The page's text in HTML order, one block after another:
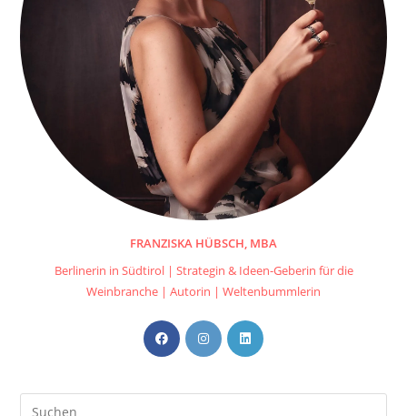
FRANZISKA HÜBSCH, MBA
Berlinerin in Südtirol | Strategin & Ideen-Geberin für die
Weinbranche | Autorin | Weltenbummlerin
Opens
in
new
Opens
in
new
Opens
new